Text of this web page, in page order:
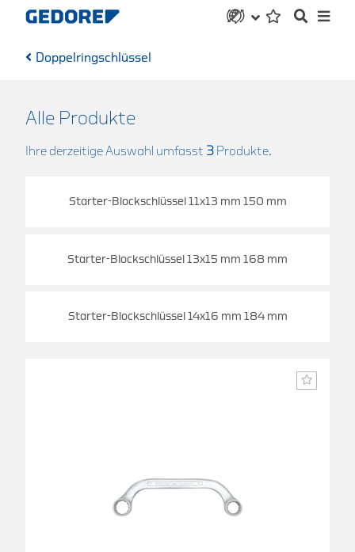
Doppelringschlüssel
Alle Produkte
Ihre derzeitige Auswahl umfasst 3 Produkte.
Starter-Blockschlüssel 11x13 mm 150 mm
Starter-Blockschlüssel 13x15 mm 168 mm
Starter-Blockschlüssel 14x16 mm 184 mm